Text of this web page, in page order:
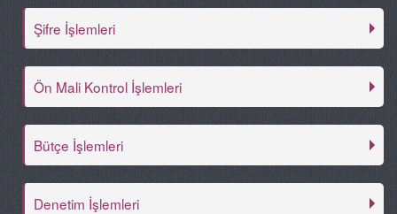
Şifre İşlemleri
Ön Mali Kontrol İşlemleri
Bütçe İşlemleri
Denetim İşlemleri